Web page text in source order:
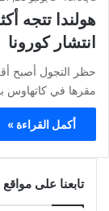
هولندا تتجه
انتشار كورونا
حظر التجول أصبح
مقرها في كاتهاوس
أكمل القراءة »
تابعنا على